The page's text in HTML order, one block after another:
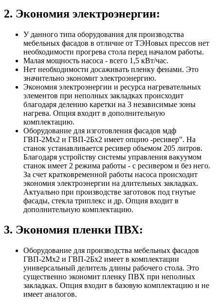
2. Экономия электроэнергии:
У данного типа оборудования для производства
мебельных фасадов в отличие от ТЭНовых прессов нет
необходимости прогрева стола перед началом работы.
Малая мощность насоса - всего 1,5 кВт/час.
Нет необходимости досаживать пленку фенами. Это
значительно экономит электроэнергию.
Экономия электроэнергии и ресурса нагревательных
элементов при неполных закладках происходит
благодаря делению каретки на 3 независимые зоны
нагрева. Опция входит в дополнительную
комплектацию.
Оборудование для изготовления фасадов мдф
ГВП-2Мх2 и ГВП-2Бх2 имеет опцию -ресивер". На
станок устанавливается ресивер объемом 205 литров.
Благодаря устройству системы управления вакуумом
станок имеет 2 режима работы - с ресивером и без него.
За счет кратковременной работы насоса происходит
экономия электроэнергии на длительных закладках.
Актуально при производстве заготовок под гнутые
фасады, стекла триплекс и др. Опция входит в
дополнительную комплектацию.
3. Экономия пленки ПВХ:
Оборудование для производства мебельных фасадов
ГВП-2Мх2 и ГВП-2Бх2 имеет в комплектации
универсальный делитель длины рабочего стола. Это
существенно экономит пленку ПВХ при неполных
закладках. Опция входит в базовую комплектацию и не
имеет аналогов.